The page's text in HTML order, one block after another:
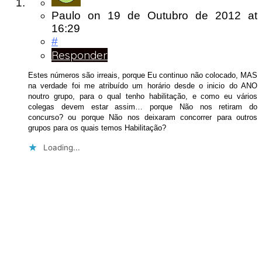
Paulo on 19 de Outubro de 2012 at
16:29
#
Responder
Estes números são irreais, porque Eu continuo não colocado, MAS
na verdade foi me atribuído um horário desde o inicio do ANO
noutro grupo, para o qual tenho habilitação, e como eu vários
colegas devem estar assim… porque Não nos retiram do
concurso? ou porque Não nos deixaram concorrer para outros
grupos para os quais temos Habilitação?
Loading...